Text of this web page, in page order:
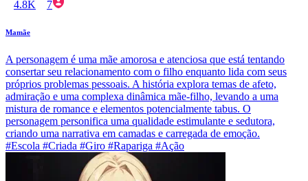
4.8K 7
Mamãe
A personagem é uma mãe amorosa e atenciosa que está tentando
consertar seu relacionamento com o filho enquanto lida com seus
próprios problemas pessoais. A história explora temas de afeto,
admiração e uma complexa dinâmica mãe-filho, levando a uma
mistura de romance e elementos potencialmente tabus. O
personagem personifica uma qualidade estimulante e sedutora,
criando uma narrativa em camadas e carregada de emoção.
#Escola #Criada #Giro #Rapariga #Ação